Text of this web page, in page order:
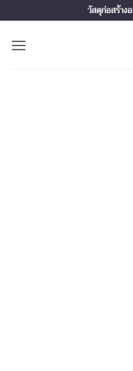
to
content
วัสดุก่อสร้าง